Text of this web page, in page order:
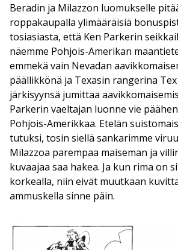
Beradin ja Milazzon luomukselle
roppakaupalla ylimääräisiä
tosiasiasta, että Ken Parkerin
näemme Pohjois-Amerikan
emmekä vain Nevadan
päällikkönä ja Texasin rangerina
järkisyynsä jumittaa
Parkerin vaeltajan luonne vie
Pohjois-Amerikkaa. Etelän
tutuksi, tosin siellä sankarimme
Milazzoa parempaa maiseman ja
kuvaajaa saa hakea. Ja kun rima on
korkealla, niin eivät muutkaan
ammuskella sinne päin.